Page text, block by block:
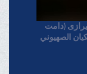
(دامت
الصهیوني